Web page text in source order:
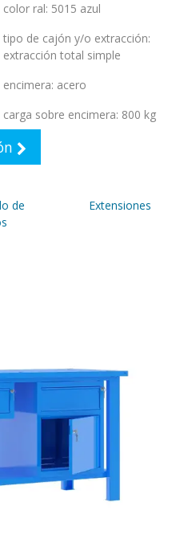
color ral: 5015 azul
tipo de cajón y/o extracción:
extracción total simple
encimera: acero
carga sobre encimera: 800 kg
de
Extensiones